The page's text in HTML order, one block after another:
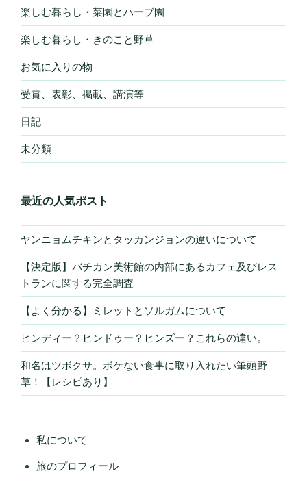
楽しむ暮らし・菜園とハーブ園
楽しむ暮らし・きのこと野草
お気に入りの物
受賞、表彰、掲載、講演等
日記
未分類
最近の人気ポスト
ヤンニョムチキンとタッカンジョンの違いについて
【決定版】バチカン美術館の内部にあるカフェ及びレス
トランに関する完全調査
【よく分かる】ミレットとソルガムについて
ヒンディー？ヒンドゥー？ヒンズー？これらの違い。
和名はツボクサ。ボケない食事に取り入れたい筆頭野
草！【レシピあり】
私について
旅のプロフィール